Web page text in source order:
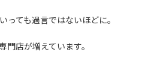
っても過言ではないほどに。
店が増えています。